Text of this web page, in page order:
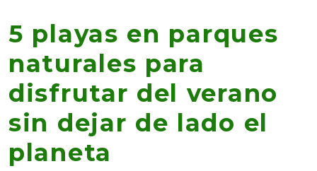
5 playas en parques
naturales para
disfrutar del verano
sin dejar de lado el
planeta